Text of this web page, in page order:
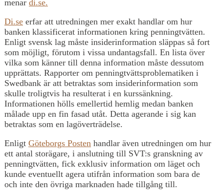
menar di.se.
Di.se erfar att utredningen mer exakt handlar om hur
banken klassificerat informationen kring penningtvätten.
Enligt svensk lag måste insiderinformation släppas så fort
som möjligt, förutom i vissa undantagsfall. En lista över
vilka som känner till denna information måste dessutom
upprättats. Rapporter om penningtvättsproblematiken i
Swedbank är att betraktas som insiderinformation som
skulle troligtvis ha resulterat i en kurssänkning.
Informationen hölls emellertid hemlig medan banken
målade upp en fin fasad utåt. Detta agerande i sig kan
betraktas som en lagöverträdelse.
Enligt Göteborgs Posten handlar även utredningen om hur
ett antal storägare, i anslutning till SVT:s granskning av
penningtvätten, fick exklusiv information om läget och
kunde eventuellt agera utifrån information som bara de
och inte den övriga marknaden hade tillgång till.